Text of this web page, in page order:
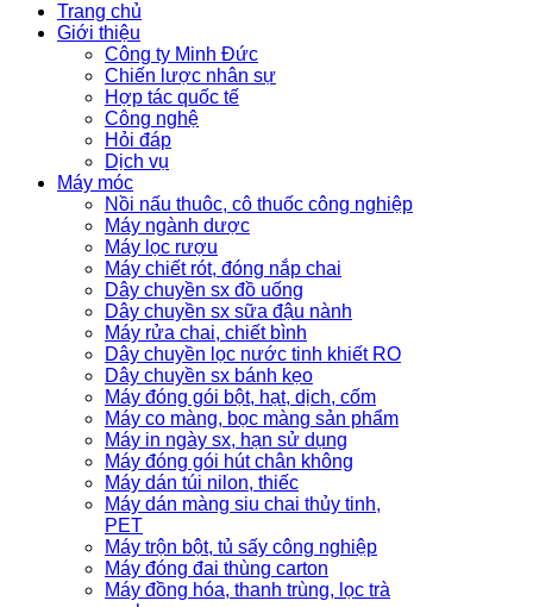
Trang chủ
Giới thiệu
Công ty Minh Đức
Chiến lược nhân sự
Hợp tác quốc tế
Công nghệ
Hỏi đáp
Dịch vụ
Máy móc
Nồi nấu thuôc, cô thuốc công nghiệp
Máy ngành dược
Máy lọc rượu
Máy chiết rót, đóng nắp chai
Dây chuyền sx đồ uống
Dây chuyền sx sữa đậu nành
Máy rửa chai, chiết bình
Dây chuyền lọc nước tinh khiết RO
Dây chuyền sx bánh kẹo
Máy đóng gói bột, hạt, dịch, cốm
Máy co màng, bọc màng sản phẩm
Máy in ngày sx, hạn sử dụng
Máy đóng gói hút chân không
Máy dán túi nilon, thiếc
Máy dán màng siu chai thủy tinh,
PET
Máy trộn bột, tủ sấy công nghiệp
Máy đóng đai thùng carton
Máy đồng hóa, thanh trùng, lọc trà